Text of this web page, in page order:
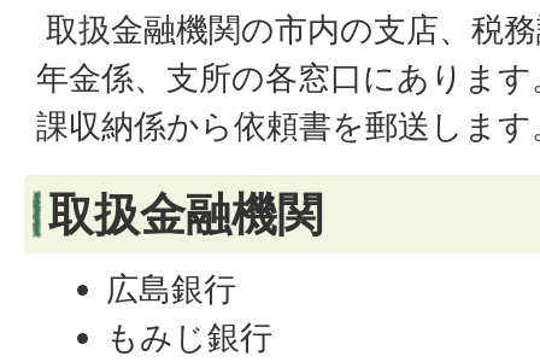
取扱金融機関の市内の支店、税
年金係、支所の各窓口にありま
課収納係から依頼書を郵送します
取扱金融機関
広島銀行
もみじ銀行